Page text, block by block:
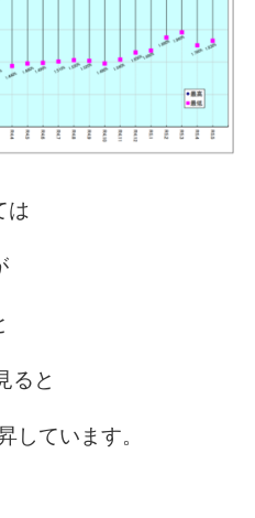
は
ると
ています。